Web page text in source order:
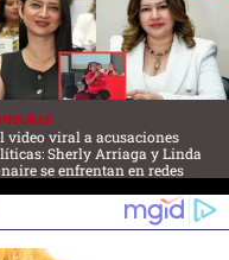
video viral a acusaciones
Sherly Arriaga y Linda
se enfrentan en redes